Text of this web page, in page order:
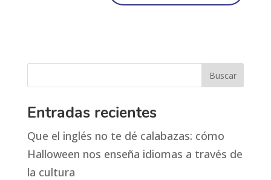
Entradas recientes
Que el inglés no te dé calabazas: cómo
Halloween nos enseña idiomas a través de
la cultura